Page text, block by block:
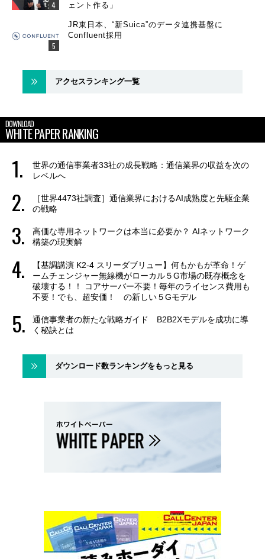
ェント作る」
JR東日本、“新Suica”のデータ連携基盤に
Confluent採用
アクセスランキング一覧
DOWNLOAD
WHITE PAPER RANKING
世界の通信事業者33社の成長戦略：通信業界の収益を次の
レベルへ
［世界4473社調査］通信業界におけるAI成熟度と先駆企業
の戦略
高価な専用ネットワークは本当に必要か？ AIネットワーク
構築の現実解
【基調講演 K2-4 スリーダブリュー】何もかもが革命！ゲ
ームチェンジャー無線機がローカル５G市場の既存概念を
破壊する！！ コアサーバー不要！毎年のライセンス費用も
不要！でも、超安価！ の新しい５Gモデル
通信事業者の新たな戦略ガイド B2B2Xモデルを成功に導
く秘訣とは
ダウンロード数ランキングをもっと見る